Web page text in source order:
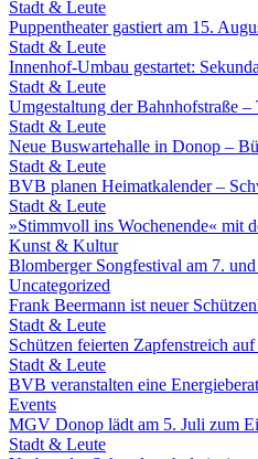
Stadt & Leute
Puppentheater gastiert am 15.
Stadt & Leute
Innenhof-Umbau gestartet:
Stadt & Leute
Umgestaltung der Bahnhofstraße
Stadt & Leute
Neue Buswartehalle in Donop –
Stadt & Leute
BVB planen Heimatkalender –
Stadt & Leute
»Stimmvoll ins Wochenende« mit
Kunst & Kultur
Blomberger Songfestival am 7.
Uncategorized
Frank Beermann ist neuer
Stadt & Leute
Schützen feierten Zapfenstreich
Stadt & Leute
BVB veranstalten eine
Events
MGV Donop lädt am 5. Juli zum
Stadt & Leute